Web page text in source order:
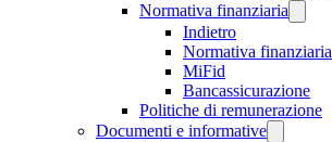
Normativa finanziaria
Indietro
Normativa finanziaria
MiFid
Bancassicurazione
Politiche di remunerazione
Documenti e informative